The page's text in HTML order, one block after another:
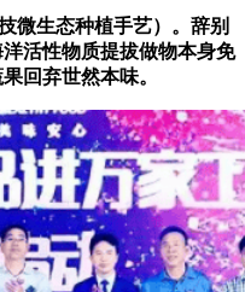
生态种植手艺）。辞别
活性物质提拔做物本身免
回弃世然本味。